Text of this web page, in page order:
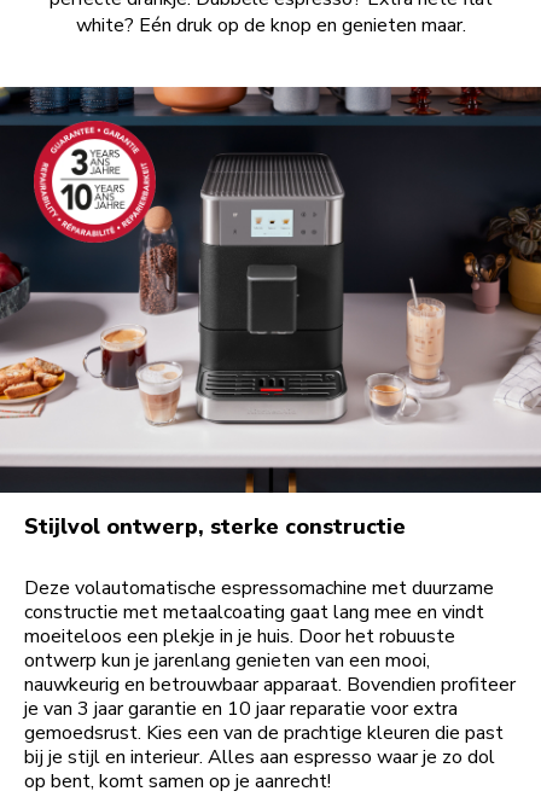
white? Eén druk op de knop en genieten maar.
Stijlvol ontwerp, sterke constructie
Deze volautomatische espressomachine met duurzame
constructie met metaalcoating gaat lang mee en vindt
moeiteloos een plekje in je huis. Door het robuuste
ontwerp kun je jarenlang genieten van een mooi,
nauwkeurig en betrouwbaar apparaat. Bovendien profiteer
je van 3 jaar garantie en 10 jaar reparatie voor extra
gemoedsrust. Kies een van de prachtige kleuren die past
bij je stijl en interieur. Alles aan espresso waar je zo dol
op bent, komt samen op je aanrecht!